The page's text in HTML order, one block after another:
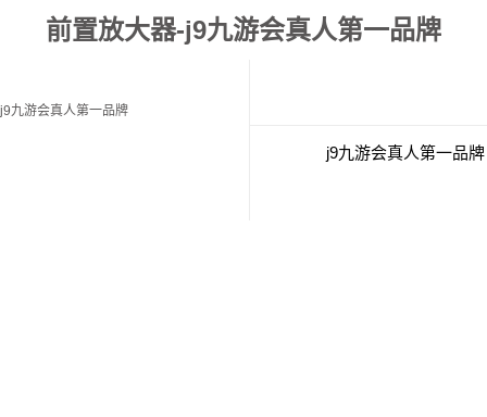
前置放大器-j9九游会真人第一品牌
j9九游会真人第一品牌
j9九游会真人第一品牌